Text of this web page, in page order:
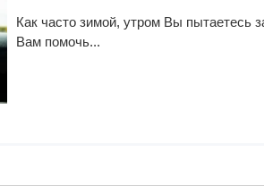
Как часто зимой, утром Вы пытаетесь
Вам помочь...